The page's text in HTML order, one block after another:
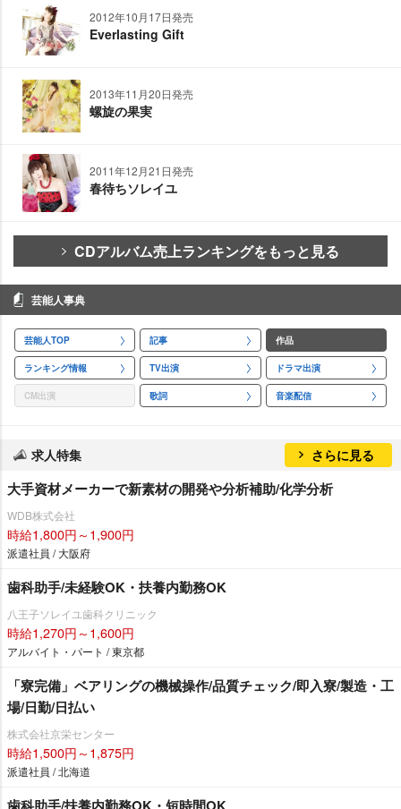
2012年10月17日発売
Everlasting Gift
2013年11月20日発売
螺旋の果実
2011年12月21日発売
春待ちソレイユ
CDアルバム売上ランキングをもっと見る
芸能人事典
芸能人TOP 記事 作品
ランキング情報 TV出演 ドラマ出演
CM出演 歌詞 音楽配信
求人特集 さらに見る
大手資材メーカーで新素材の開発や分析補助/化学分析
WDB株式会社
時給1,800円～1,900円
派遣社員 / 大阪府
歯科助手/未経験OK・扶養内勤務OK
八王子ソレイユ歯科クリニック
時給1,270円～1,600円
アルバイト・パート / 東京都
「寮完備」ベアリングの機械操作/品質チェック/即入寮/製造・工
場/日勤/日払い
株式会社京栄センター
時給1,500円～1,875円
派遣社員 / 北海道